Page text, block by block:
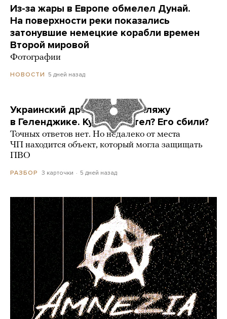
Из-за жары в Европе обмелел Дунай.
На поверхности реки показались
затонувшие немецкие корабли времен
Второй мировой
Фотографии
НОВОСТИ 5 дней назад
Украинский дрон попал по пляжу
в Геленджике. Куда он летел? Его сбили?
Точных ответов нет. Но недалеко от места
ЧП находится объект, который могла защищать
ПВО
РАЗБОР 3 карточки 5 дней назад